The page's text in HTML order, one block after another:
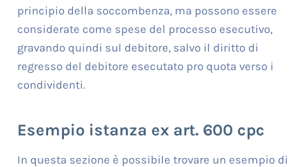
principio della soccombenza, ma possono essere
considerate come spese del processo esecutivo,
gravando quindi sul debitore, salvo il diritto di
regresso del debitore esecutato pro quota verso i
condividenti.
Esempio istanza ex art. 600 cpc
In questa sezione è possibile trovare un esempio di